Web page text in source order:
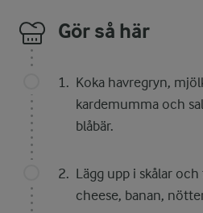
Gör så här
Koka havregryn,
kardemumma och
blåbär.
Lägg upp i skålar
cheese, banan,